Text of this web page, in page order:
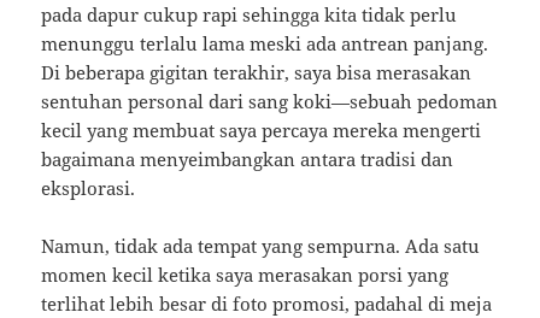
pada dapur cukup rapi sehingga kita tidak perlu
menunggu terlalu lama meski ada antrean panjang.
Di beberapa gigitan terakhir, saya bisa merasakan
sentuhan personal dari sang koki—sebuah pedoman
kecil yang membuat saya percaya mereka mengerti
bagaimana menyeimbangkan antara tradisi dan
eksplorasi.
Namun, tidak ada tempat yang sempurna. Ada satu
momen kecil ketika saya merasakan porsi yang
terlihat lebih besar di foto promosi, padahal di meja